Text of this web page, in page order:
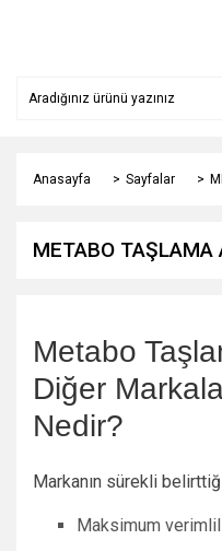
Anasayfa Sayfalar
METABO TAŞLAMA
Metabo
Diğer
Nedir?
Markanın sürekli
Maksimum